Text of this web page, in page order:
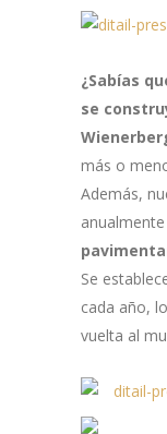
¿Sabías
se
más o
Además,
Se
cada año,
vuelta al